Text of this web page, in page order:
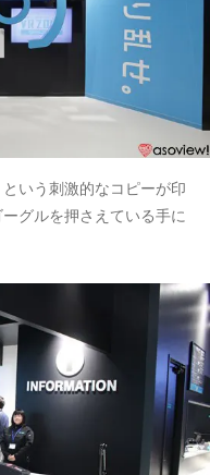
いう刺激的なコピーが印
グルを押さえている手に